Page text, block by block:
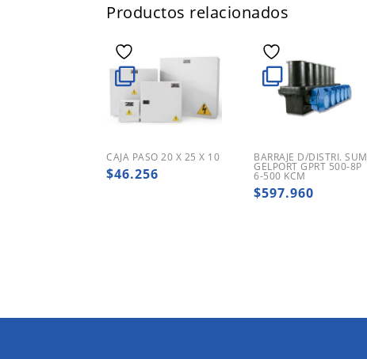
Productos relacionados
CAJA PASO 20 X 25 X 10
$46.256
BARRAJE D/DISTRI. SUM
GELPORT GPRT 500-8P
6-500 KCM
$597.960